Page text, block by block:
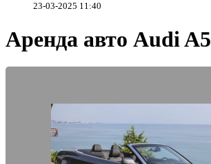
23-03-2025 11:40
Аренда авто Audi A5